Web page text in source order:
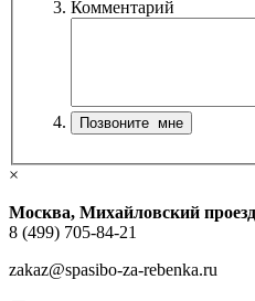
Комментарий
×
Москва, Михайловский
8 (499) 705-84-21
zakaz@spasibo-za-rebenka.ru